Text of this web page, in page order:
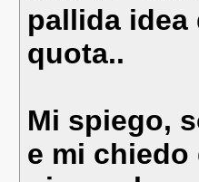
pallida idea
quota..
Mi spiego,
e mi chiedo